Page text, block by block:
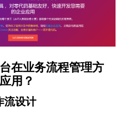
在业务流程管理方
用？
流设计